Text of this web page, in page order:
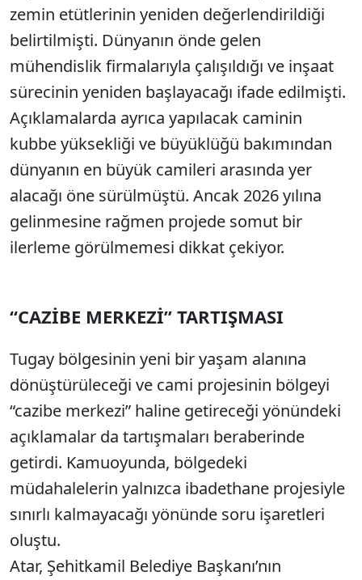
zemin etütlerinin yeniden değerlendirildiği
belirtilmişti. Dünyanın önde gelen
mühendislik firmalarıyla çalışıldığı ve inşaat
sürecinin yeniden başlayacağı ifade edilmişti.
Açıklamalarda ayrıca yapılacak caminin
kubbe yüksekliği ve büyüklüğü bakımından
dünyanın en büyük camileri arasında yer
alacağı öne sürülmüştü. Ancak 2026 yılına
gelinmesine rağmen projede somut bir
ilerleme görülmemesi dikkat çekiyor.
“CAZİBE MERKEZİ” TARTIŞMASI
Tugay bölgesinin yeni bir yaşam alanına
dönüştürüleceği ve cami projesinin bölgeyi
“cazibe merkezi” haline getireceği yönündeki
açıklamalar da tartışmaları beraberinde
getirdi. Kamuoyunda, bölgedeki
müdahalelerin yalnızca ibadethane projesiyle
sınırlı kalmayacağı yönünde soru işaretleri
oluştu.
Atar, Şehitkamil Belediye Başkanı’nın